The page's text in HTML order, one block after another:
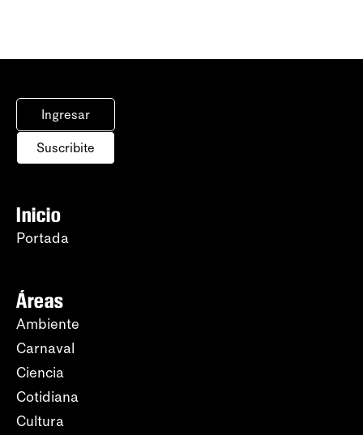
Ingresar
Suscribite
Inicio
Portada
Áreas
Ambiente
Carnaval
Ciencia
Cotidiana
Cultura